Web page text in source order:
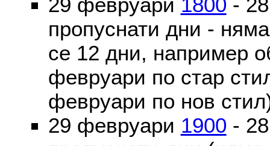
пропуснати дни -
се 12 дни, например
февруари по стар
февруари по нов
29 февруари 1900 -